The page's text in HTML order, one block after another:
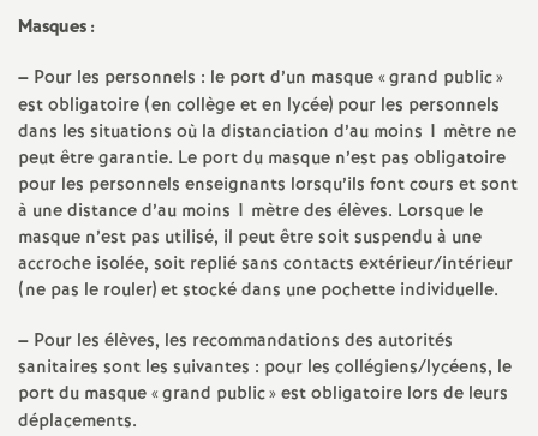
é
a
n
s
T
o
Masques :
– Pour les personnels : le port d’un masque «grand public»
est obligatoire (en collège et en lycée) pour les personnels
dans les situations où la distanciation d’au moins 1 mètre ne
peut être garantie. Le port du masque n’est pas obligatoire
pour les personnels enseignants lorsqu’ils font cours et sont
à une distance d’au moins 1 mètre des élèves. Lorsque le
masque n’est pas utilisé, il peut être soit suspendu à une
accroche isolée, soit replié sans contacts extérieur/intérieur
(ne pas le rouler) et stocké dans une pochette individuelle.
– Pour les élèves, les recommandations des autorités
sanitaires sont les suivantes : pour les collégiens/lycéens, le
port du masque «grand public» est obligatoire lors de leurs
déplacements.